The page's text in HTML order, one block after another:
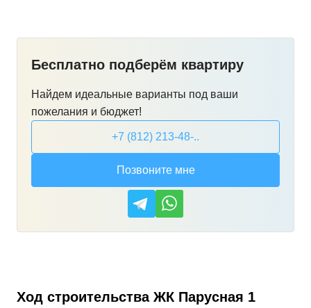
Бесплатно подберём квартиру
Найдем идеальные варианты под ваши
пожелания и бюджет!
+7 (812) 213-48-..
Позвоните мне
Ход строительства ЖК Парусная 1